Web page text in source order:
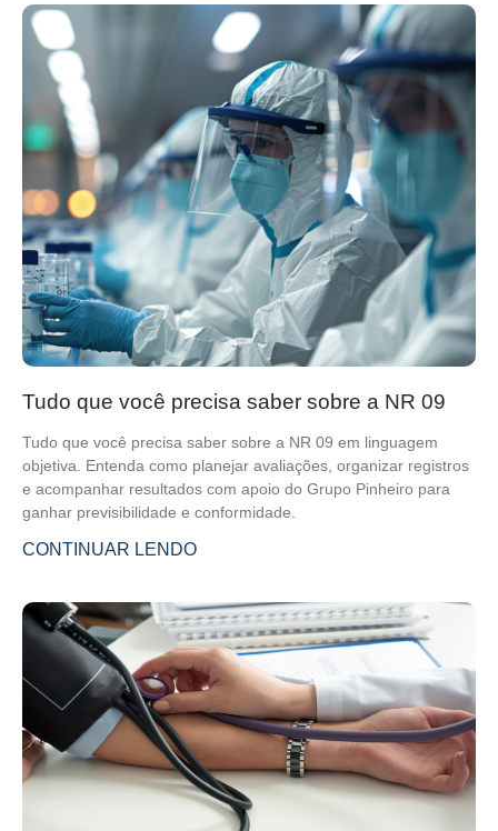
Tudo que você precisa saber sobre a NR 09
Tudo que você precisa saber sobre a NR 09 em linguagem
objetiva. Entenda como planejar avaliações, organizar registros
e acompanhar resultados com apoio do Grupo Pinheiro para
ganhar previsibilidade e conformidade.
CONTINUAR LENDO